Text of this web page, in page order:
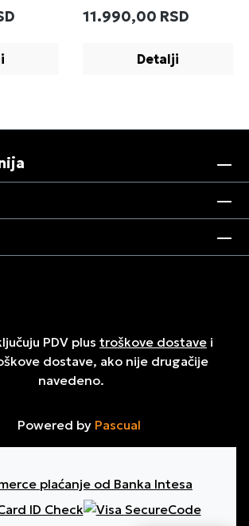
Redovna cena:
11.990,00 RSD
Detalji
PDV plus troškove dostave i
dostave, ako nije drugačije
navedeno.
Powered by Pascual